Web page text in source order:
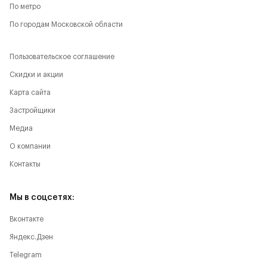
По метро
По городам Московской области
Пользовательское соглашение
Скидки и акции
Карта сайта
Застройщики
Медиа
О компании
Контакты
Мы в соцсетях:
Вконтакте
Яндекс.Дзен
Telegram